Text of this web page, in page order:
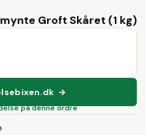
Groft Skåret (1 kg)
→
på denne ordre